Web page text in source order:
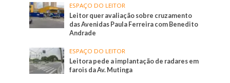
ESPAÇO DO LEITOR
Leitor quer avaliação sobre cruzamento
das Avenidas Paula Ferreira com Benedito
Andrade
ESPAÇO DO LEITOR
Leitora pede a implantação de radares em
farois da Av. Mutinga